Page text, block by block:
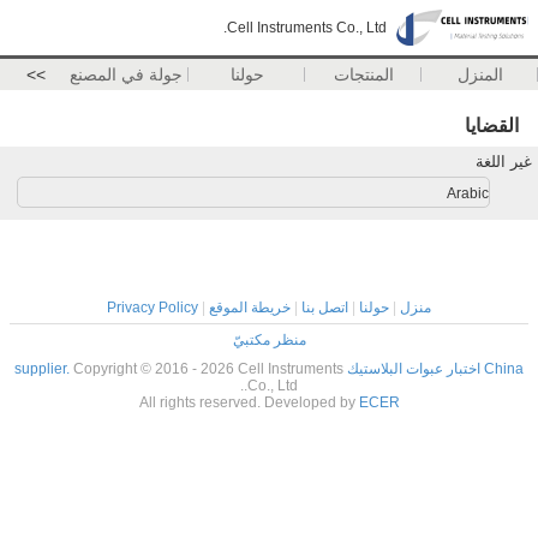
Cell Instruments Co., Ltd.
المنزل المنتجات حولنا جولة في المصنع >>
القضايا
غير اللغة
Arabic
منزل حولنا اتصل بنا خريطة الموقع
Privacy Policy
منظر مكتبيّ
China اختبار عبوات البلاستيك supplier.
Copyright © 2016 - 2026 Cell Instruments
Co., Ltd..
All rights reserved. Developed by ECER